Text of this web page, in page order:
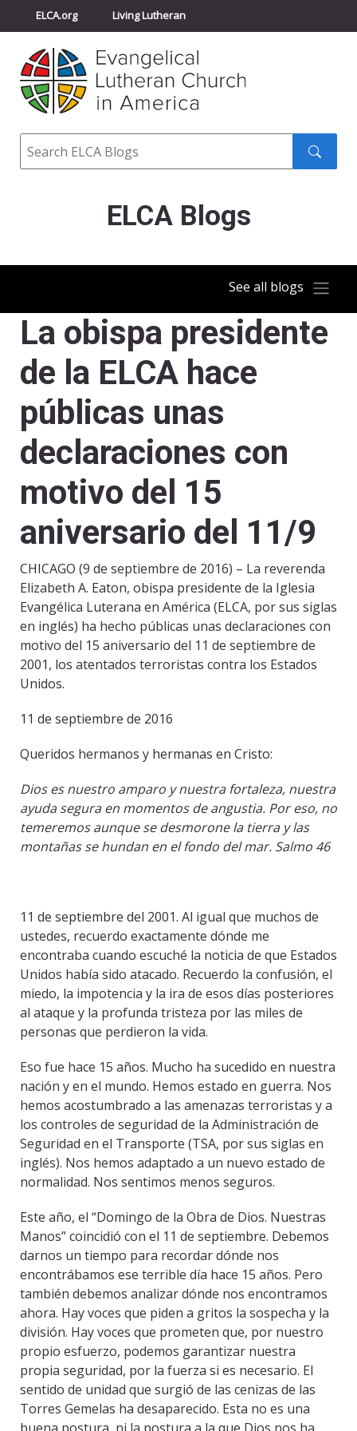
ELCA.org Living Lutheran
Churchwide Assembly
ELCA Directory
Search
ELCA Blogs
See all blogs
La obispa presidente
de la ELCA hace
públicas unas
declaraciones con
motivo del 15
aniversario del 11/9
CHICAGO (9 de septiembre de 2016) – La reverenda
Elizabeth A. Eaton, obispa presidente de la Iglesia
Evangélica Luterana en América (ELCA, por sus siglas
en inglés) ha hecho públicas unas declaraciones con
motivo del 15 aniversario del 11 de septiembre de
2001, los atentados terroristas contra los Estados
Unidos.
11 de septiembre de 2016
Queridos hermanos y hermanas en Cristo:
Dios es nuestro amparo y nuestra fortaleza, nuestra
ayuda segura en momentos de angustia. Por eso, no
temeremos aunque se desmorone la tierra y las
montañas se hundan en el fondo del mar. Salmo 46
11 de septiembre del 2001. Al igual que muchos de
ustedes, recuerdo exactamente dónde me
encontraba cuando escuché la noticia de que Estados
Unidos había sido atacado. Recuerdo la confusión, el
miedo, la impotencia y la ira de esos días posteriores
al ataque y la profunda tristeza por las miles de
personas que perdieron la vida.
Eso fue hace 15 años. Mucho ha sucedido en nuestra
nación y en el mundo. Hemos estado en guerra. Nos
hemos acostumbrado a las amenazas terroristas y a
los controles de seguridad de la Administración de
Seguridad en el Transporte (TSA, por sus siglas en
inglés). Nos hemos adaptado a un nuevo estado de
normalidad. Nos sentimos menos seguros.
Este año, el “Domingo de la Obra de Dios. Nuestras
Manos” coincidió con el 11 de septiembre. Debemos
darnos un tiempo para recordar dónde nos
encontrábamos ese terrible día hace 15 años. Pero
también debemos analizar dónde nos encontramos
ahora. Hay voces que piden a gritos la sospecha y la
división. Hay voces que prometen que, por nuestro
propio esfuerzo, podemos garantizar nuestra
propia seguridad, por la fuerza si es necesario. El
sentido de unidad que surgió de las cenizas de las
Torres Gemelas ha desaparecido. Esta no es una